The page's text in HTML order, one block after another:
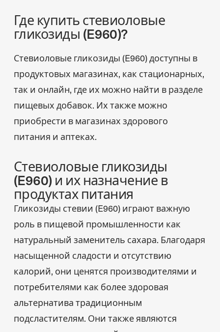
Где купить стевиоловые
гликозиды (E960)?
Стевиоловые гликозиды (E960) доступны в
продуктовых магазинах, как стационарных,
так и онлайн, где их можно найти в разделе
пищевых добавок. Их также можно
приобрести в магазинах здорового
питания и аптеках.
Стевиоловые гликозиды
(E960) и их назначение в
продуктах питания
Гликозиды стевии (E960) играют важную
роль в пищевой промышленности как
натуральный заменитель сахара. Благодаря
насыщенной сладости и отсутствию
калорий, они ценятся производителями и
потребителями как более здоровая
альтернатива традиционным
подсластителям. Они также являются